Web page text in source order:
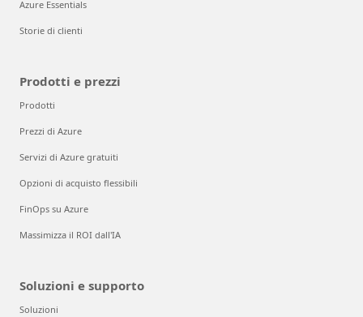
Azure Essentials
Storie di clienti
Prodotti e prezzi
Prodotti
Prezzi di Azure
Servizi di Azure gratuiti
Opzioni di acquisto flessibili
FinOps su Azure
Massimizza il ROI dall'IA
Soluzioni e supporto
Soluzioni